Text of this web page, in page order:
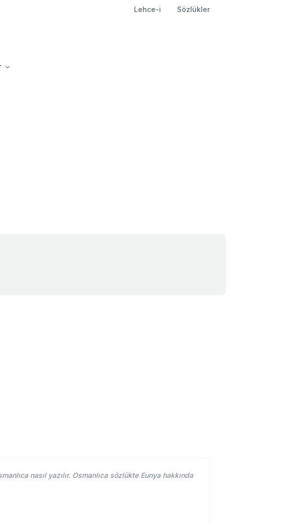
Lehce-i Sözlükler
nasıl yazılır. Osmanlıca sözlükte Eunya hakkında